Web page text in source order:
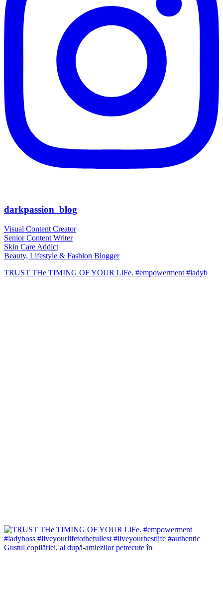
darkpassion_blog
Visual Content Creator
Senior Content Writer
Skin Care Addict
Beauty, Lifestyle & Fashion Blogger
TRUST THe TIMING OF YOUR LiFe. #empowerment #ladyb
Gustul copilăriei, al după-amiezilor petrecute în